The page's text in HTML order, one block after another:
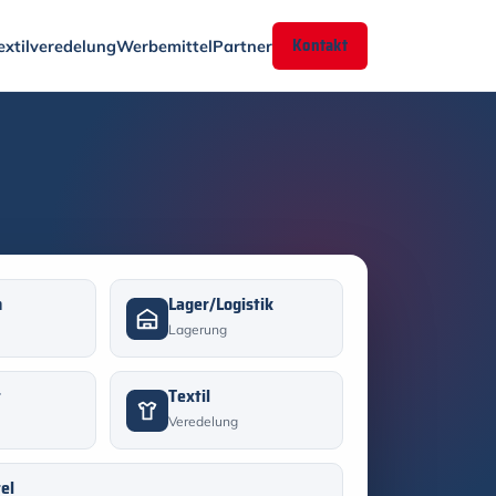
WerbemittelPartner Kontakt
Lager/Logistik
Lagerung
Textil
Veredelung